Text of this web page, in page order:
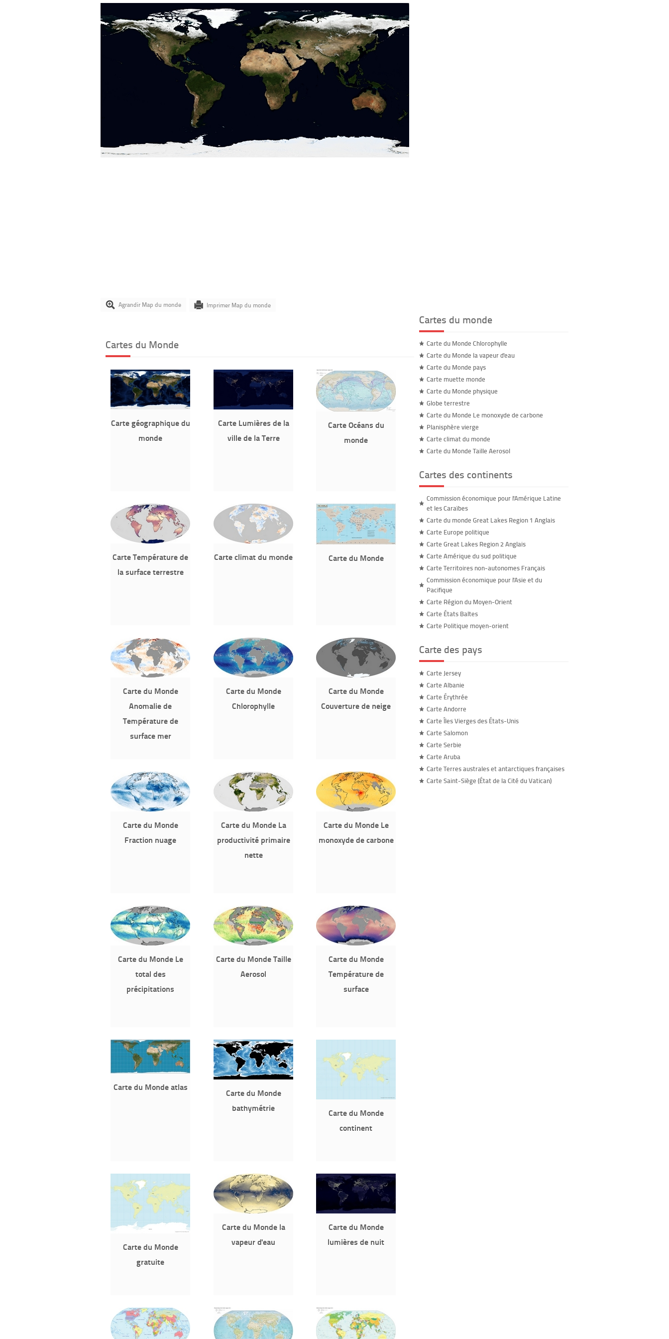
Agrandir Map du monde Imprimer Map du monde
Cartes du Monde
Carte géographique du
monde
Carte Lumières de la
ville de la Terre
Carte Océans du
monde
Carte Température de
la surface terrestre
Carte climat du monde Carte du Monde
Carte du Monde
Anomalie de
Température de
surface mer
Carte du Monde
Chlorophylle
Carte du Monde
Couverture de neige
Carte du Monde
Fraction nuage
Carte du Monde La
productivité primaire
nette
Carte du Monde Le
monoxyde de carbone
Carte du Monde Le
total des
précipitations
Carte du Monde Taille
Aerosol
Carte du Monde
Température de
surface
Carte du Monde atlas
Carte du Monde
bathymétrie
Carte du Monde
continent
Carte du Monde
gratuite
Carte du Monde la
vapeur d'eau
Carte du Monde
lumières de nuit
Cartes du monde
Carte du Monde Chlorophylle
Carte du Monde la vapeur d'eau
Carte du Monde pays
Carte muette monde
Carte du Monde physique
Globe terrestre
Carte du Monde Le monoxyde de carbone
Planisphère vierge
Carte climat du monde
Carte du Monde Taille Aerosol
Cartes des continents
Commission économique pour l'Amérique Latine
et les Caraïbes
Carte du monde Great Lakes Region 1 Anglais
Carte Europe politique
Carte Great Lakes Region 2 Anglais
Carte Amérique du sud politique
Carte Territoires non-autonomes Français
Commission économique pour l'Asie et du
Pacifique
Carte Région du Moyen-Orient
Carte États Baltes
Carte Politique moyen-orient
Carte des pays
Carte Jersey
Carte Albanie
Carte Érythrée
Carte Andorre
Carte Îles Vierges des États-Unis
Carte Salomon
Carte Serbie
Carte Aruba
Carte Terres australes et antarctiques françaises
Carte Saint-Siège (État de la Cité du Vatican)